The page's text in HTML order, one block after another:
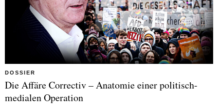
DOSSIER
Die Affäre Correctiv – Anatomie einer politisch-
medialen Operation